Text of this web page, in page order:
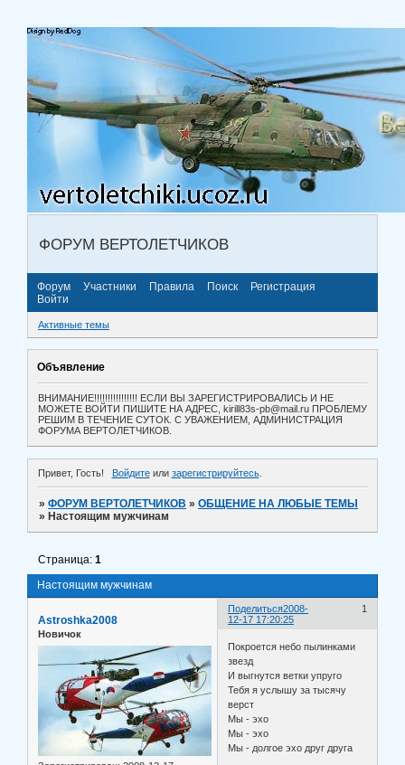
ФОРУМ ВЕРТОЛЕТЧИКОВ
Форум Участники Правила Поиск
Регистрация
Войти
Активные темы
Объявление
ВНИМАНИЕ!!!!!!!!!!!!!!!! ЕСЛИ ВЫ ЗАРЕГИСТРИРОВАЛИСЬ И НЕ
МОЖЕТЕ ВОЙТИ ПИШИТЕ НА АДРЕС, kirill83s-pb@mail.ru ПРОБЛЕМУ
РЕШИМ В ТЕЧЕНИЕ СУТОК. С УВАЖЕНИЕМ, АДМИНИСТРАЦИЯ
ФОРУМА ВЕРТОЛЕТЧИКОВ.
Привет, Гость! Войдитеили зарегистрируйтесь.
»ФОРУМ ВЕРТОЛЕТЧИКОВ »ОБЩЕНИЕ НА ЛЮБЫЕ ТЕМЫ
» Настоящим мужчинам
Настоящим мужчинам
Страница:1
Поделиться 1
2008-
12-17 17:20:25
Astroshka2008
Новичок
Покроется небо пылинками
звезд
И выгнутся ветки упруго
Тебя я услышу за тысячу
верст
Мы - эхо
Мы - эхо
Мы - долгое эхо друг друга